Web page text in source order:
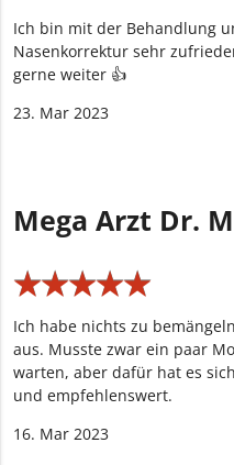
Ich bin mit der Behandlung
Nasenkorrektur sehr
gerne weiter 👍
23. Mar 2023
Mega Arzt Dr.
★★★★★
★★★★★
Ich habe nichts zu
aus. Musste zwar ein paar
warten, aber dafür hat es
und empfehlenswert.
16. Mar 2023